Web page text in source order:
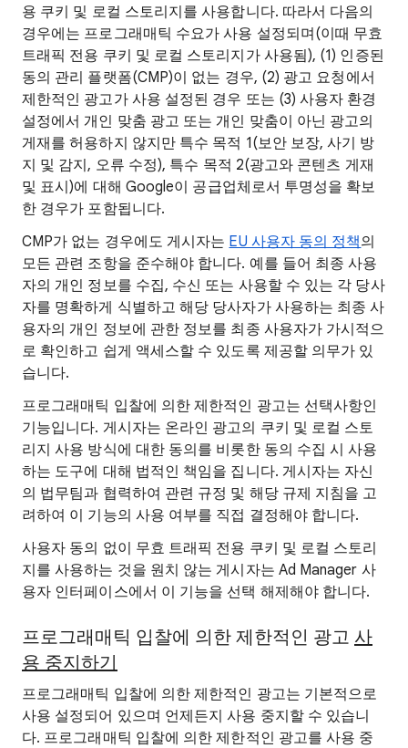
용 쿠키 및 로컬 스토리지를 사용합니다. 따라서 다음의
경우에는 프로그래매틱 수요가 사용 설정되며(이때 무효
트래픽 전용 쿠키 및 로컬 스토리지가 사용됨), (1) 인증된
동의 관리 플랫폼(CMP)이 없는 경우, (2) 광고 요청에서
제한적인 광고가 사용 설정된 경우 또는 (3) 사용자 환경
설정에서 개인 맞춤 광고 또는 개인 맞춤이 아닌 광고의
게재를 허용하지 않지만 특수 목적 1(보안 보장, 사기 방
지 및 감지, 오류 수정), 특수 목적 2(광고와 콘텐츠 게재
및 표시)에 대해 Google이 공급업체로서 투명성을 확보
한 경우가 포함됩니다.
CMP가 없는 경우에도 게시자는 EU 사용자 동의 정책의
모든 관련 조항을 준수해야 합니다. 예를 들어 최종 사용
자의 개인 정보를 수집, 수신 또는 사용할 수 있는 각 당사
자를 명확하게 식별하고 해당 당사자가 사용하는 최종 사
용자의 개인 정보에 관한 정보를 최종 사용자가 가시적으
로 확인하고 쉽게 액세스할 수 있도록 제공할 의무가 있
습니다.
프로그래매틱 입찰에 의한 제한적인 광고는 선택사항인
기능입니다. 게시자는 온라인 광고의 쿠키 및 로컬 스토
리지 사용 방식에 대한 동의를 비롯한 동의 수집 시 사용
하는 도구에 대해 법적인 책임을 집니다. 게시자는 자신
의 법무팀과 협력하여 관련 규정 및 해당 규제 지침을 고
려하여 이 기능의 사용 여부를 직접 결정해야 합니다.
사용자 동의 없이 무효 트래픽 전용 쿠키 및 로컬 스토리
지를 사용하는 것을 원치 않는 게시자는 Ad Manager 사
용자 인터페이스에서 이 기능을 선택 해제해야 합니다.
프로그래매틱 입찰에 의한 제한적인 광고 사
용 중지하기
프로그래매틱 입찰에 의한 제한적인 광고는 기본적으로
사용 설정되어 있으며 언제든지 사용 중지할 수 있습니
다. 프로그래매틱 입찰에 의한 제한적인 광고를 사용 중